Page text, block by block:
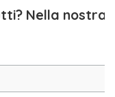
Nella nostra